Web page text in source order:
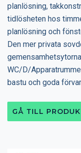
planlösning,
tidlösheten hos
planlösning och
Den mer privata
WC/D/
bastu och goda
GÅ TILL